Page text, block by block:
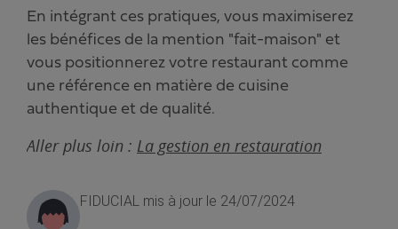
En intégrant ces pratiques, vous maximiserez
les bénéfices de la mention "fait-maison" et
vous positionnerez votre restaurant comme
une référence en matière de cuisine
authentique et de qualité.
Aller plus loin : La gestion en restauration
FIDUCIAL mis à jour le 24/07/2024